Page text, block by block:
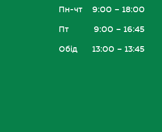
Пн-чт 9:00 – 18:00
Пт 9:00 – 16:45
Обід 13:00 – 13:45